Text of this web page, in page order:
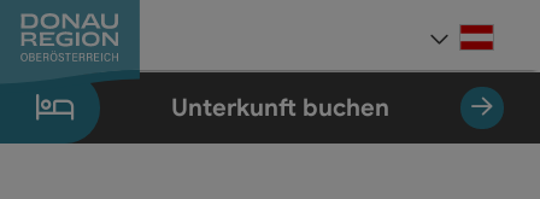
Zum Inhalt
Zur Navigation
Zum Seitenanfang
Zur Kontaktseite
Zum Impressum
Zur Startseite
Unterkunft buchen